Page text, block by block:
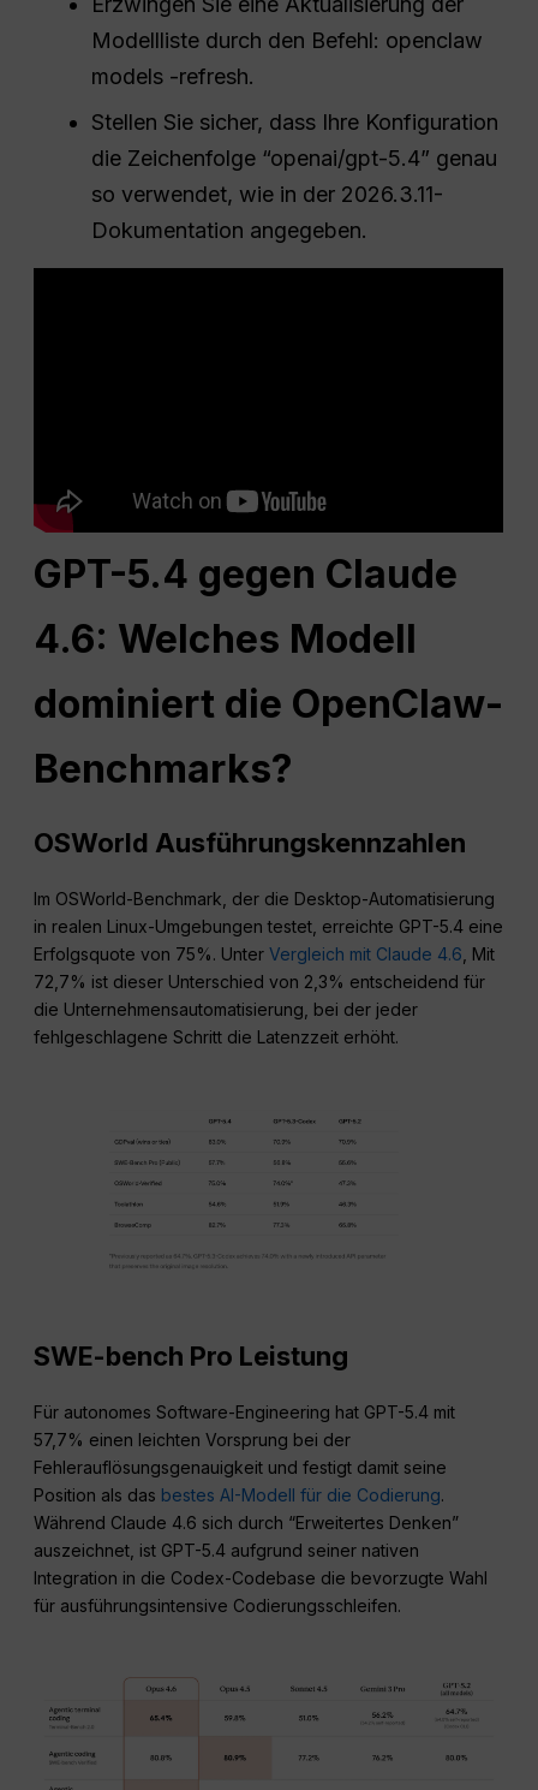
Modellliste durch den Befehl: openclaw
models -refresh.
Stellen Sie sicher, dass Ihre Konfiguration
die Zeichenfolge “openai/gpt-5.4” genau
so verwendet, wie in der 2026.3.11-
Dokumentation angegeben.
GPT-5.4 gegen Claude
4.6: Welches Modell
dominiert die OpenClaw-
Benchmarks?
OSWorld Ausführungskennzahlen
Im OSWorld-Benchmark, der die Desktop-Automatisierung
in realen Linux-Umgebungen testet, erreichte GPT-5.4 eine
Erfolgsquote von 75%. UnterVergleich mit Claude 4.6 , Mit
72,7% ist dieser Unterschied von 2,3% entscheidend für
die Unternehmensautomatisierung, bei der jeder
fehlgeschlagene Schritt die Latenzzeit erhöht.
SWE-bench Pro Leistung
Für autonomes Software-Engineering hat GPT-5.4 mit
57,7% einen leichten Vorsprung bei der
Fehlerauflösungsgenauigkeit und festigt damit seine
Position als das bestes AI-Modell für die Codierung.
Während Claude 4.6 sich durch “Erweitertes Denken”
auszeichnet, ist GPT-5.4 aufgrund seiner nativen
Integration in die Codex-Codebase die bevorzugte Wahl
für ausführungsintensive Codierungsschleifen.